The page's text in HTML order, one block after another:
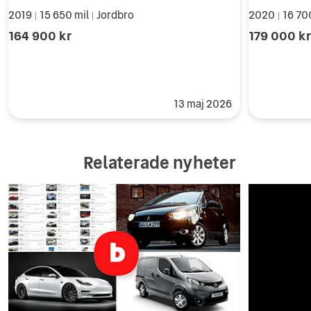
2019 15 650 mil Jordbro
164 900 kr
13 maj 2026
2020 16
179 000 kr
Relaterade nyheter